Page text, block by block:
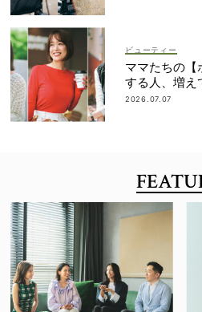
ビューティー
ママたちの【
する人、増え
全部見せ
2026.07.07